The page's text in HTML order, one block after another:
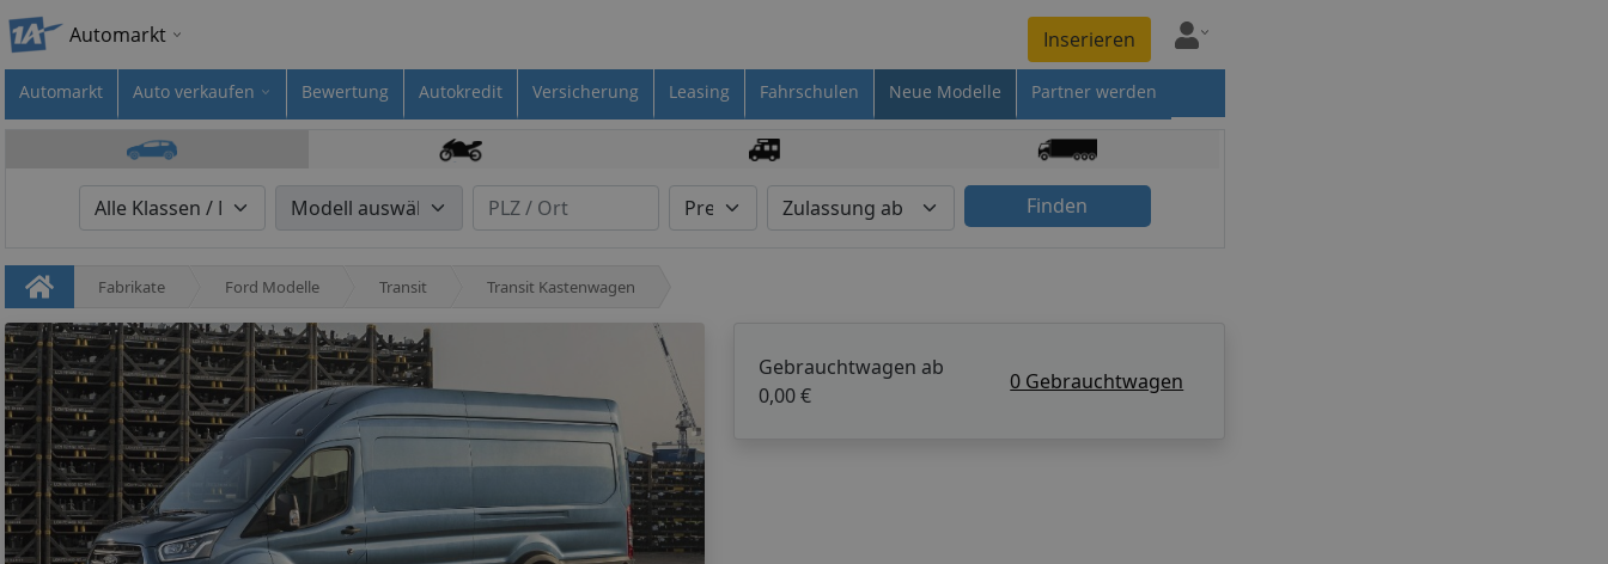
Automarkt Inserieren
Automarkt Auto verkaufen Bewertung Autokredit Versicherung Leasing Fahrschulen Neue Modelle Partner werden
Finden
Fabrikate Ford Modelle Transit Transit Kastenwagen
Gebrauchtwagen ab
0,00 €
0 Gebrauchtwagen